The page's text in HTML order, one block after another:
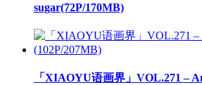
sugar(72P/170MB)
「XIAOYU语画界」VOL.271 –